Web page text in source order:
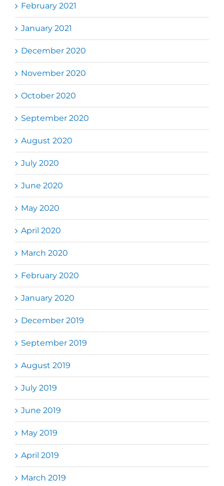
February 2021
January 2021
December 2020
November 2020
October 2020
September 2020
August 2020
July 2020
June 2020
May 2020
April 2020
March 2020
February 2020
January 2020
December 2019
September 2019
August 2019
July 2019
June 2019
May 2019
April 2019
March 2019